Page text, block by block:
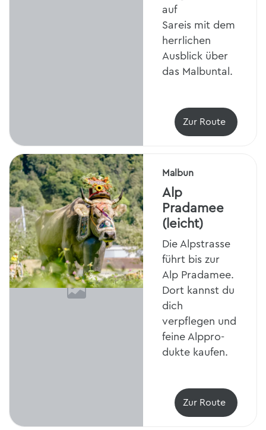
auf
Sareis mit dem
herrlichen
Ausblick über
das Malbuntal.
Zur Route
Malbun
Alp
Pradamee
(leicht)
Die Alpstrasse
führt bis zur
Alp Pradamee.
Dort kannst du
dich
verpflegen und
feine Alppro-
dukte kaufen.
Zur Route